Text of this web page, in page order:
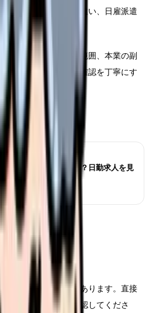
接雇用ではルールが違い、日雇派遣
。
、給与、労災、業務範囲、本業の副
発だからこそ、事前確認を丁寧にす
にすると給料は下がる？日勤求人を見
すか？
外に該当する場合があります。直接
ため、派遣会社に確認してくださ